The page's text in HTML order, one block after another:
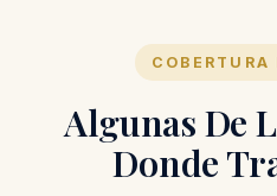
Algunas De
Donde